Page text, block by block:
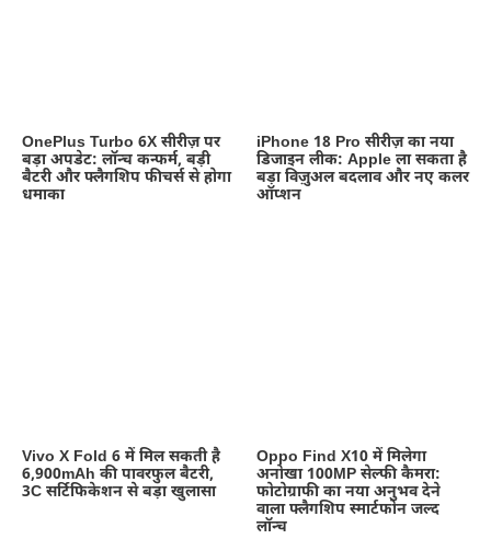
OnePlus Turbo 6X सीरीज़ पर
बड़ा अपडेट: लॉन्च कन्फर्म, बड़ी
बैटरी और फ्लैगशिप फीचर्स से होगा
धमाका
iPhone 18 Pro सीरीज़ का नया
डिजाइन लीक: Apple ला सकता है
बड़ा विज़ुअल बदलाव और नए कलर
ऑप्शन
Vivo X Fold 6 में मिल सकती है
6,900mAh की पावरफुल बैटरी,
3C सर्टिफिकेशन से बड़ा खुलासा
Oppo Find X10 में मिलेगा
अनोखा 100MP सेल्फी कैमरा:
फोटोग्राफी का नया अनुभव देने
वाला फ्लैगशिप स्मार्टफोन जल्द
लॉन्च